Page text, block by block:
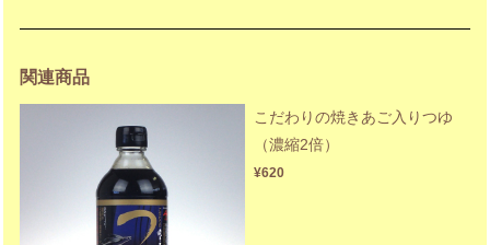
関連商品
こだわりの焼きあご入りつゆ
（濃縮2倍）
¥620